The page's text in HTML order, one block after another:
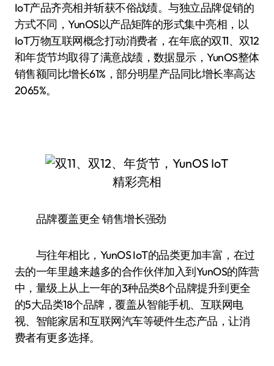
IoT产品齐亮相并斩获不俗战绩。与独立品牌促销的
方式不同，YunOS以产品矩阵的形式集中亮相，以
IoT万物互联网概念打动消费者，在年底的双11、双12
和年货节均取得了满意战绩，数据显示，YunOS整体
销售额同比增长61%，部分明星产品同比增长率高达
2065%。
品牌覆盖更全 销售增长强劲
与往年相比，YunOS IoT的品类更加丰富，在过
去的一年里越来越多的合作伙伴加入到YunOS的阵营
中，量级上从上一年的3种品类8个品牌提升到更全
的5大品类18个品牌，覆盖从智能手机、互联网电
视、智能家居和互联网汽车等硬件生态产品，让消
费者有更多选择。